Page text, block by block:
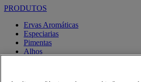
PRODUTOS
Ervas Aromáticas
Especiarias
Pimentas
Alhos